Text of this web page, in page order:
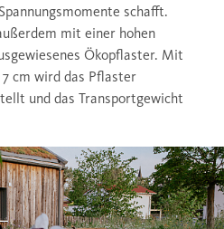
schafft.
mit einer hohen
Ökopflaster. Mit
cm wird das Pflaster
und das Transportgewicht